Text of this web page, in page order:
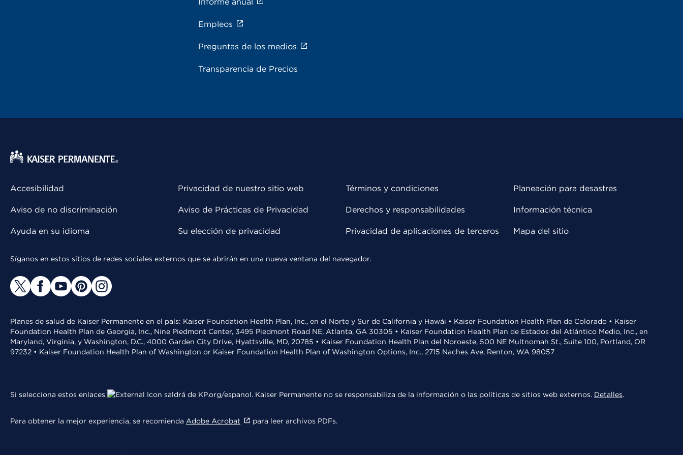
Empleos
Preguntas de los medios
Transparencia de Precios
Accesibilidad
Aviso de no discriminación
Ayuda en su idioma
Privacidad de nuestro sitio web
Aviso de Prácticas de Privacidad
Su elección de privacidad
Términos y condiciones
Derechos y responsabilidades
Privacidad de aplicaciones de terceros
Planeación para desastres
Información técnica
Mapa del sitio
Síganos en estos sitios de redes sociales externos que se abrirán en una nueva ventana del navegador.
Planes de salud de Kaiser Permanente en el país: Kaiser Foundation Health Plan, Inc., en el Norte y Sur de California y Hawái • Kaiser Foundation Health Plan de Colorado • Kaiser
Foundation Health Plan de Georgia, Inc., Nine Piedmont Center, 3495 Piedmont Road NE, Atlanta, GA 30305 • Kaiser Foundation Health Plan de Estados del Atlántico Medio, Inc., en
Maryland, Virginia, y Washington, D.C., 4000 Garden City Drive, Hyattsville, MD, 20785 • Kaiser Foundation Health Plan del Noroeste, 500 NE Multnomah St., Suite 100, Portland, OR
97232 • Kaiser Foundation Health Plan of Washington or Kaiser Foundation Health Plan of Washington Options, Inc., 2715 Naches Ave, Renton, WA 98057
Si selecciona estos enlaces saldrá de KP.org/espanol. Kaiser Permanente no se responsabiliza de la información o las políticas de sitios web externos. Detalles.
Para obtener la mejor experiencia, se recomienda Adobe Acrobat para leer archivos PDFs.